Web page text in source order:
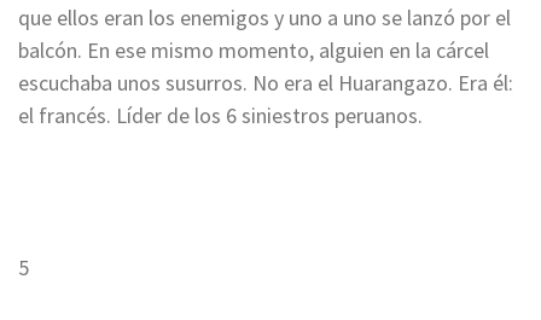
que ellos eran los enemigos y uno a uno se lanzó por el
balcón. En ese mismo momento, alguien en la cárcel
escuchaba unos susurros. No era el Huarangazo. Era él:
el francés. Líder de los 6 siniestros peruanos.
5